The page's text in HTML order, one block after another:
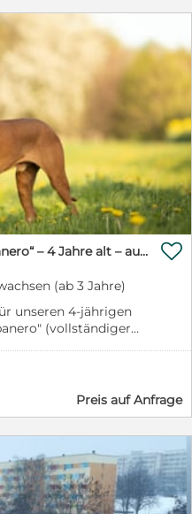
Rhodesian Ridgeback Rüde „Ibanero“ – 4 Jahre alt – ausstellungsbewährt – sucht ein liebevolles Zuhau
(ab 3 Jahre)
unseren 4-jährigen
(vollständiger
die Abgabe ist, dass
in unserem
zu
seiner Rasse.
loyal und
und
ist er ein

Preis auf Anfrage